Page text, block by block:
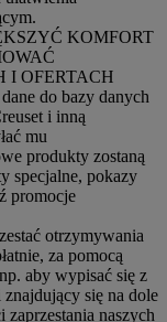
KOMFORT
I OFERTACH
do bazy danych
i inną
mu
produkty zostaną
specjalne, pokazy
promocje
otrzymywania
za pomocą
aby wypisać się z
się na dole
naszych